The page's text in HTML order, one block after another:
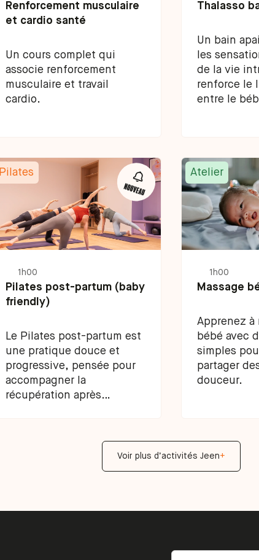
Renforcement musculaire
et cardio santé
Un cours complet qui
associe renforcement
musculaire et travail
cardio.
Thalasso
Un bain
les
de la vie
renforce le
entre le
Pilates
1h00
Pilates post-partum (baby
friendly)
Le Pilates post-partum est
une pratique douce et
progressive, pensée pour
accompagner la
récupération après
Atelier
1h00
Massage
Apprenez à
bébé avec
simples
partager
douceur.
Voir plus d’activités Jeen+